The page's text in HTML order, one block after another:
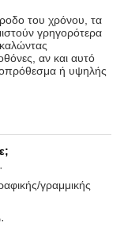
του χρόνου, τα
γρηγορότερα
αν και αυτό
ή υψηλής
γραμμικής